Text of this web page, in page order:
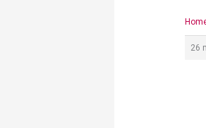
26